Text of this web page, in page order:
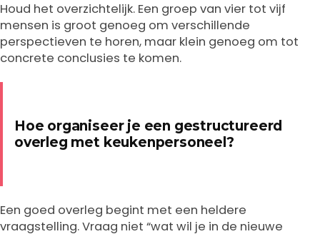
Houd het overzichtelijk. Een groep van vier tot vijf
mensen is groot genoeg om verschillende
perspectieven te horen, maar klein genoeg om tot
concrete conclusies te komen.
Hoe organiseer je een gestructureerd
overleg met keukenpersoneel?
Een goed overleg begint met een heldere
vraagstelling. Vraag niet “wat wil je in de nieuwe